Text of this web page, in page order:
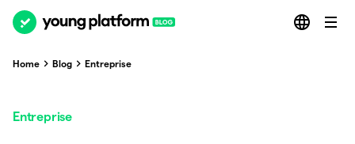
Home Blog Entreprise
Entreprise